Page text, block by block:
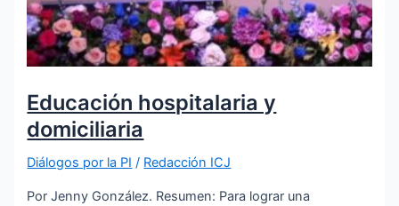
Educación hospitalaria y
domiciliaria
Diálogos por la PI / Redacción ICJ
Por Jenny González. Resumen: Para lograr una